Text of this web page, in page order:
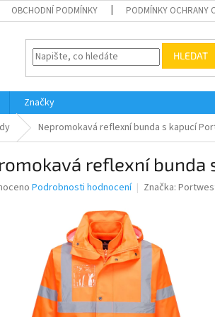
OBCHODNÍ PODMÍNKY PODMÍNKY OCHRANY
HLEDAT
Značky
Nepromokavá reflexní bunda s kapucí
reflexní bunda
Podrobnosti hodnocení Značka: